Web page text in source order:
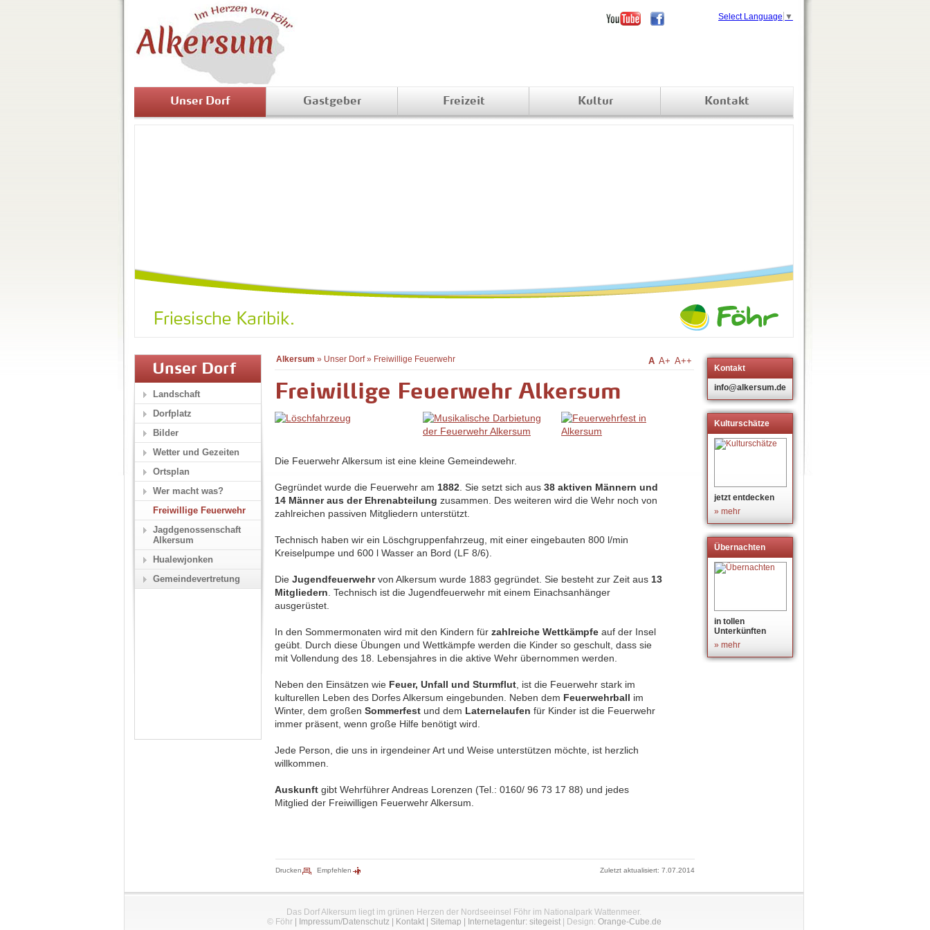
Unser Dorf Gastgeber Freizeit Kultur Kontakt
Alkersum » Unser Dorf» Freiwillige Feuerwehr A A+ A++
Freiwillige Feuerwehr Alkersum
Die Feuerwehr Alkersum ist eine kleine Gemeindewehr.
Gegründet wurde die Feuerwehr am 1882 . Sie setzt sich aus 38 aktiven Männern und
14 Männer aus der Ehrenabteilung zusammen. Des weiteren wird die Wehr noch von
zahlreichen passiven Mitgliedern unterstützt.
Technisch haben wir ein Löschgruppenfahrzeug, mit einer eingebauten 800 l/min
Kreiselpumpe und 600 l Wasser an Bord (LF 8/6).
Die Jugendfeuerwehrvon Alkersum wurde 1883 gegründet. Sie besteht zur Zeit aus 13
Mitgliedern . Technisch ist die Jugendfeuerwehr mit einem Einachsanhänger
ausgerüstet.
In den Sommermonaten wird mit den Kindern für zahlreiche Wettkämpfe auf der Insel
geübt. Durch diese Übungen und Wettkämpfe werden die Kinder so geschult, dass sie
mit Vollendung des 18. Lebensjahres in die aktive Wehr übernommen werden.
Neben den Einsätzen wie Feuer, Unfall und Sturmflut , ist die Feuerwehr stark im
kulturellen Leben des Dorfes Alkersum eingebunden. Neben dem Feuerwehrball im
Winter, dem großen Sommerfest und dem Laternelaufen für Kinder ist die Feuerwehr
immer präsent, wenn große Hilfe benötigt wird.
Jede Person, die uns in irgendeiner Art und Weise unterstützen möchte, ist herzlich
willkommen.
Auskunft gibt Wehrführer Andreas Lorenzen (Tel.: 0160/ 96 73 17 88) und jedes
Mitglied der Freiwilligen Feuerwehr Alkersum.
Kontakt
info@alkersum.de
Kulturschätze
jetzt entdecken
» mehr
Übernachten
in tollen
Unterkünften
» mehr
Unser Dorf
Landschaft
Dorfplatz
Bilder
Wetter und Gezeiten
Ortsplan
Wer macht was?
Freiwillige Feuerwehr
Jagdgenossenschaft
Alkersum
Hualewjonken
Gemeindevertretung
Select Language ▼
Drucken Empfehlen Zuletzt aktualisiert: 7.07.2014
Das Dorf Alkersum liegt im grünen Herzen der Nordseeinsel Föhr im Nationalpark Wattenmeer.
© Föhr| Impressum/Datenschutz| Kontakt| Sitemap | Internetagentur: sitegeist| Design: Orange-Cube.de